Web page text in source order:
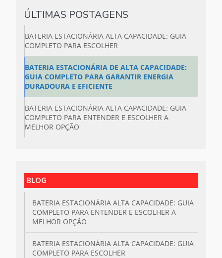
ÚLTIMAS POSTAGENS
BATERIA ESTACIONÁRIA ALTA CAPACIDADE: GUIA
COMPLETO PARA ESCOLHER
BATERIA ESTACIONÁRIA DE ALTA CAPACIDADE:
GUIA COMPLETO PARA GARANTIR ENERGIA
DURADOURA E EFICIENTE
BATERIA ESTACIONÁRIA ALTA CAPACIDADE: GUIA
COMPLETO PARA ENTENDER E ESCOLHER A
MELHOR OPÇÃO
BLOG
BATERIA ESTACIONÁRIA ALTA CAPACIDADE: GUIA
COMPLETO PARA ENTENDER E ESCOLHER A
MELHOR OPÇÃO
BATERIA ESTACIONÁRIA ALTA CAPACIDADE: GUIA
COMPLETO PARA ESCOLHER